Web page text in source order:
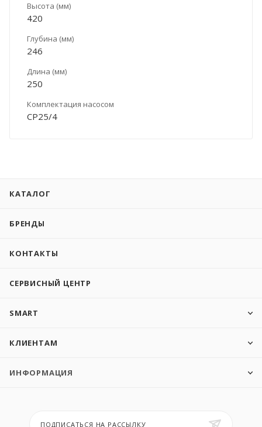
Высота (мм)
420
Глубина (мм)
246
Длина (мм)
250
Комплектация насосом
CP25/4
КАТАЛОГ
БРЕНДЫ
КОНТАКТЫ
СЕРВИСНЫЙ ЦЕНТР
SMART
КЛИЕНТАМ
ИНФОРМАЦИЯ
ПОДПИСАТЬСЯ НА РАССЫЛКУ